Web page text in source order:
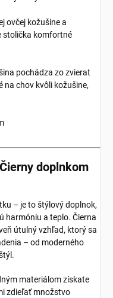
ovčej kožušine a
stolička komfortné
pochádza zo zvierat
na chov kvôli kožušine,
doplnkom
– je to štýlový doplnok,
harmóniu a teplo. Čierna
útulný vzhľad, ktorý sa
– od moderného
materiálom získate
zdieľať množstvo